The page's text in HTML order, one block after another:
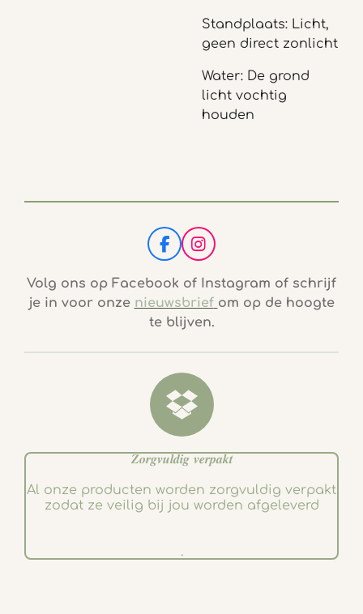
Standplaats: Licht,
geen direct zonlicht
Water: De grond
licht vochtig
houden
F
a
c
b
o
k
I
n
s
t
a
g
a
Volg ons op Facebook of Instagram of schrijf
je in voor onze nieuwsbrief om op de hoogte
te blijven.
𝒁𝒐𝒓𝒈𝒗𝒖𝒍𝒅𝒊𝒈 𝒗𝒆𝒓𝒑𝒂𝒌𝒕
Al onze producten worden zorgvuldig verpakt
zodat ze veilig bij jou worden afgeleverd
.